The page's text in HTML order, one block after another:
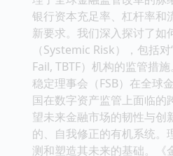
银行资本充足率、杠杆率和
新要求。我们深入探讨了如
（Systemic Risk），包括
Fail, TBTF）机构的监管措
稳定理事会（FSB）在全球
国在数字资产监管上面临的
望未来金融市场的韧性与创
的、自我修正的有机系统。
测和塑造其未来的基础。《